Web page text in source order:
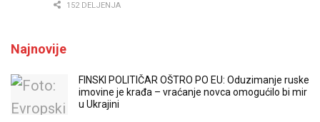
152 DELJENJA
Najnovije
FINSKI POLITIČAR OŠTRO PO EU: Oduzimanje ruske
imovine je krađa – vraćanje novca omogućilo bi mir
u Ukrajini